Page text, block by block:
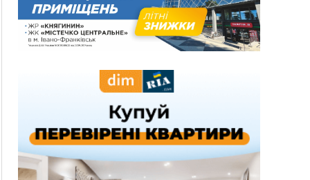
розповіли про погоду на Прикарпатті у
найближчі дні
15:18
У Франківську мотоцикліст врізався в інший
двоколісник, збив жінку й утік: його розшукали
Частина школярів не матимуть фізичних
підручників на 1 вересня через російські
обстріли — МОН
14:43
На Рогатинщині рештки тварин спалювали
просто в полі: поліція розслідує отруєння
земель
13:25
Пірс, ігровий майданчик і зона для пікніків: